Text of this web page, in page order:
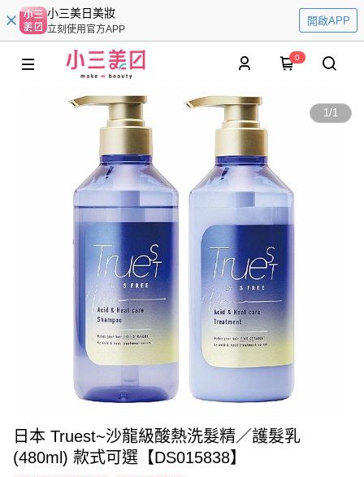
小三美日美妝
立刻使用官方APP
開啟APP
0
1/1
日本 Truest~沙龍級酸熱洗髮精／護髮乳
(480ml) 款式可選【DS015838】